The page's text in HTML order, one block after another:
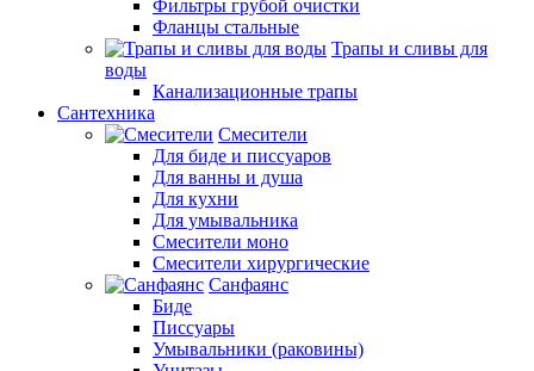
Фильтры грубой очистки
Фланцы стальные
Трапы и сливы для
воды
Канализационные трапы
Сантехника
Смесители
Для биде и писсуаров
Для ванны и душа
Для кухни
Для умывальника
Смесители моно
Смесители хирургические
Санфаянс
Биде
Писсуары
Умывальники (раковины)